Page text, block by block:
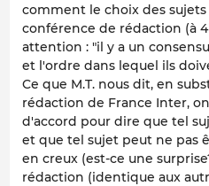
comment le choix des
conférence de rédaction (à
attention : "il y a un
et l'ordre dans lequel ils
Ce que M.T. nous dit, en
rédaction de France Inter,
d'accord pour dire que tel
et que tel sujet peut ne pas
en creux (est-ce une
rédaction (identique aux